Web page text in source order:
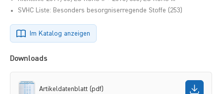
SVHC Liste: Besonders besorgniserregende Stoffe (253)
Im Katalog anzeigen
Downloads
Artikeldatenblatt (pdf)